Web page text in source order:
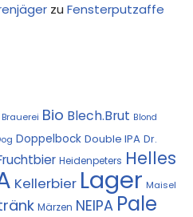
zu Fensterputzaffe
Brauerei Bio Blech.Brut Blond
Doppelbock Double IPA Dr.
Heidenpeters Helles
Kellerbier Lager Maisel
Märzen NEIPA Pale